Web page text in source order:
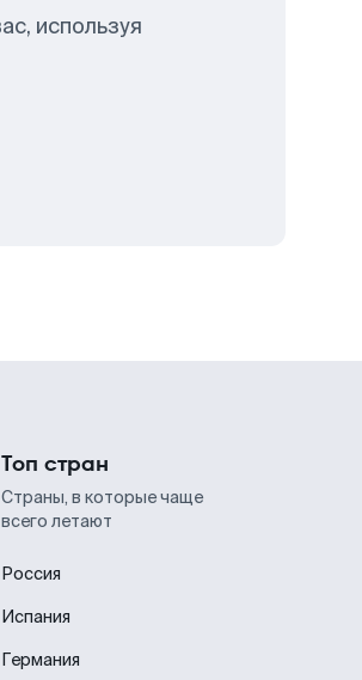
используя
Топ стран
Страны, в которые чаще
всего летают
Россия
Испания
Германия